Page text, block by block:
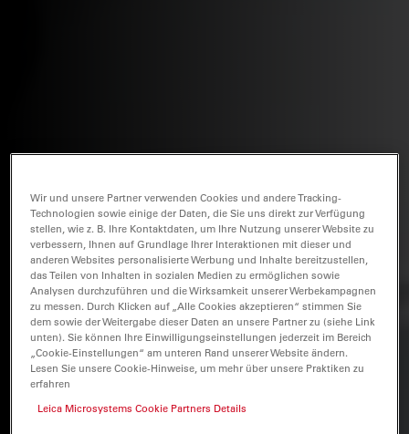
Wir und unsere Partner verwenden Cookies und andere Tracking-
Technologien sowie einige der Daten, die Sie uns direkt zur Verfügung
stellen, wie z. B. Ihre Kontaktdaten, um Ihre Nutzung unserer Website zu
verbessern, Ihnen auf Grundlage Ihrer Interaktionen mit dieser und
anderen Websites personalisierte Werbung und Inhalte bereitzustellen,
das Teilen von Inhalten in sozialen Medien zu ermöglichen sowie
Analysen durchzuführen und die Wirksamkeit unserer Werbekampagnen
zu messen. Durch Klicken auf „Alle Cookies akzeptieren“ stimmen Sie
dem sowie der Weitergabe dieser Daten an unsere Partner zu (siehe Link
unten). Sie können Ihre Einwilligungseinstellungen jederzeit im Bereich
„Cookie-Einstellungen“ am unteren Rand unserer Website ändern.
Lesen Sie unsere Cookie-Hinweise, um mehr über unsere Praktiken zu
erfahren
Leica Microsystems Cookie Partners Details